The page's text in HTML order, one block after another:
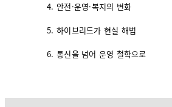
안전·운영·복지의 변화
하이브리드가 현실 해법
통신을 넘어 운영 철학으로